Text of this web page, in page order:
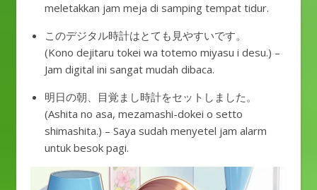
meletakkan jam meja di samping tempat tidur.
このデジタル時計はとても見やすいです。
(Kono dejitaru tokei wa totemo miyasu i desu.) –
Jam digital ini sangat mudah dibaca.
明日の朝、目覚まし時計をセットしました。
(Ashita no asa, mezamashi-dokei o setto
shimashita.) – Saya sudah menyetel jam alarm
untuk besok pagi.